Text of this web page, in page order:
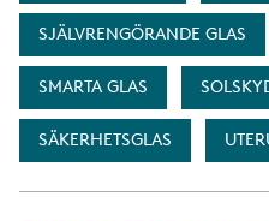
SJÄLVRENGÖRANDE GLAS
SMARTA GLAS
SÄKERHETSGLAS